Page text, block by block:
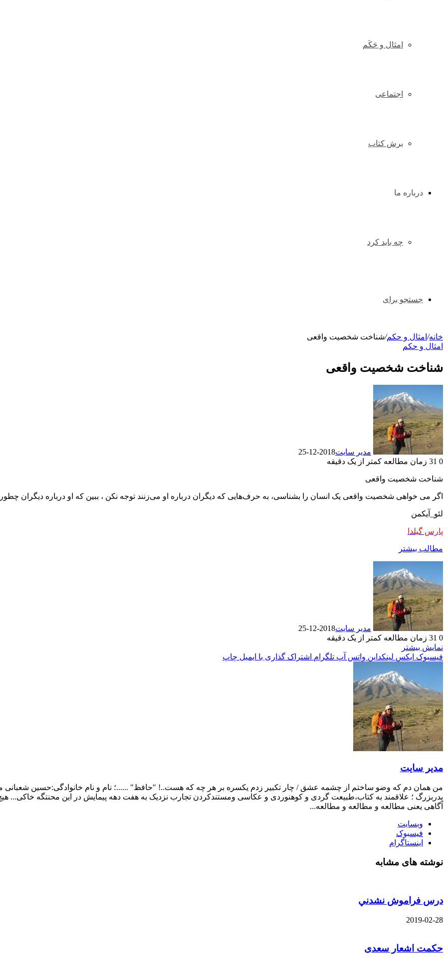
امثال و حَکَم
اجتماعی
برش کتاب
درباره ما
چه باید کرد
جستجو برای
خانه/ امثال و حکم/شناخت شخصیت واقعی
امثال و حکم
شناخت شخصیت واقعی
مدیر سایت2018-12-25
0
زمان مطالعه کمتر از یک دقیقه
شناخت شخصیت واقعی
اگر ﻣﯽ ﺧﻮﺍﻫﯽ ﺷﺨﺼﯿﺖ ﻭﺍﻗﻌﯽ ﯾﮏ ﺍﻧﺴﺎﻥ ﺭﺍ ﺑﺸﻨﺎﺳﯽ، ﺑﻪ ﺣﺮﻑﻫﺎﯾﯽ ﮐﻪ ﺩﯾﮕﺮﺍﻥ ﺩﺭﺑﺎﺭﻩ ﺍﻭ ﻣﯽﺯﻧﻨﺪ ﺗﻮﺟﻪ ﻧﮑﻦ ، ﺑﺒﯿﻦ ﮐﻪ ﺍﻭ ﺩﺭﺑﺎﺭﻩ ﺩﯾﮕﺮﺍﻥ
ﻟﺌﻮ_آﯾﮑﻤﻦ
پارس گیلدا
مطالب بیشتر
مدیر سایت2018-12-25
0
زمان مطالعه کمتر از یک دقیقه
نمایش بیشتر
فیسبوک ایکس لینکداین واتس آپ تلگرام اشتراک گذاری با ایمیل چاپ
مدیر سایت
من همان دم که وضو ساختم از چشمه عشق / چار تکبیر زدم یکسره بر هر چه که هست..! "حافظ" ......؛ نام و نام خانوادگی:حسین شعبانی
پدربزرگ ؛ علاقمند به کتاب،طبیعت گردی و کوهنوردی و عکاسی ومستندکردن تجارب نزدیک به هفت دهه پیمایش در این محنتگه خاکی...
آگاهی یعنی مطالعه و مطالعه و مطالعه...
وبسایت
فیسبوک
اینستاگرام
نوشته های مشابه
درس فراموش نشدني
2019-02-28
حکمت اشعار سعدی